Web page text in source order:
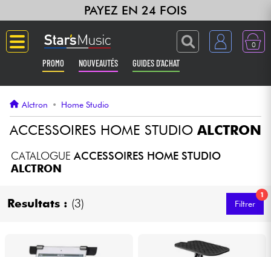
PAYEZ EN 24 FOIS
0
PROMO NOUVEAUTÉS GUIDES D'ACHAT
Guitares & Basses
Amplis & Effets
Home Studio
Alctron • Home Studio
ACCESSOIRES HOME STUDIO ALCTRON
CATALOGUE ACCESSOIRES HOME STUDIO
ALCTRON
Resultats : (3)
1
Filtrer